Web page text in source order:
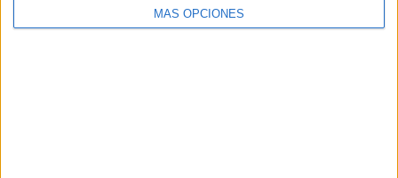
MÁS OPCIONES